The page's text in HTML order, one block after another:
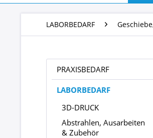
LABORBEDARF
PRAXISBEDARF
LABORBEDARF
3D-DRUCK
Abstrahlen, Ausarbeiten
& Zubehör